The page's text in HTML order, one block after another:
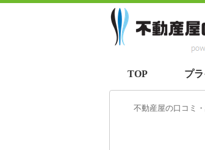
TOP プ
不動産屋の口コミ